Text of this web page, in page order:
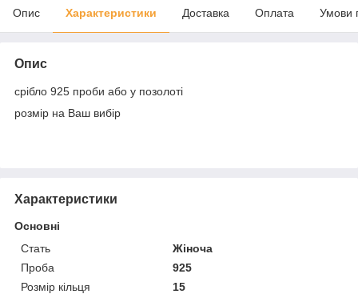
Опис Характеристики Доставка Оплата Умови
Опис
срібло 925 проби або у позолоті
розмір на Ваш вибір
Характеристики
Основні
Стать
Жіноча
Проба
925
Розмір кільця
15